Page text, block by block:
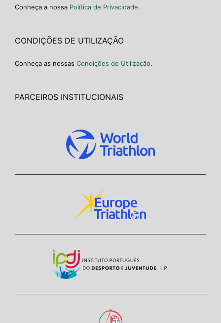
Conheça a nossa Política de Privacidade.
CONDIÇÕES DE UTILIZAÇÃO
Conheça as nossas Condições de Utilização.
PARCEIROS INSTITUCIONAIS